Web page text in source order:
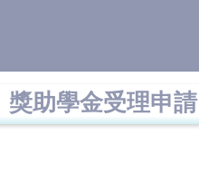
獎助學金受理申請